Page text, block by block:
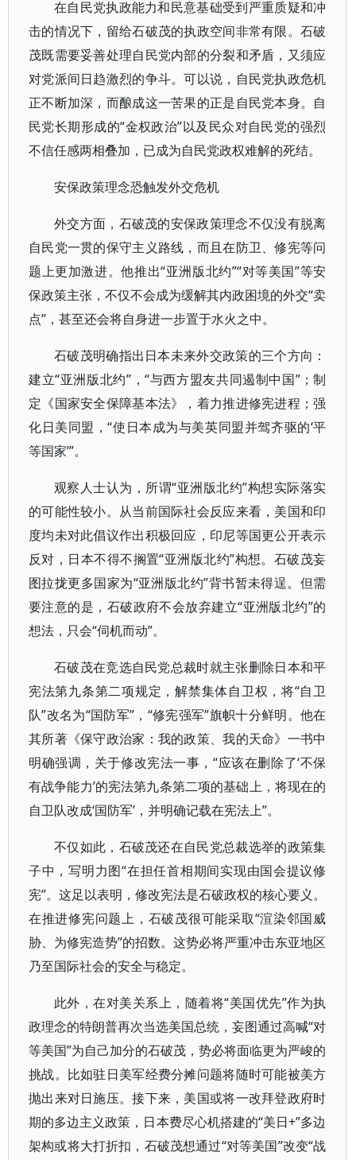
在自民党执政能力和民意基础受到严重质疑和冲
击的情况下，留给石破茂的执政空间非常有限。石破
茂既需要妥善处理自民党内部的分裂和矛盾，又须应
对党派间日趋激烈的争斗。可以说，自民党执政危机
正不断加深，而酿成这一苦果的正是自民党本身。自
民党长期形成的“金权政治”以及民众对自民党的强烈
不信任感两相叠加，已成为自民党政权难解的死结。
安保政策理念恐触发外交危机
外交方面，石破茂的安保政策理念不仅没有脱离
自民党一贯的保守主义路线，而且在防卫、修宪等问
题上更加激进。他推出“亚洲版北约”“对等美国”等安
保政策主张，不仅不会成为缓解其内政困境的外交“卖
点”，甚至还会将自身进一步置于水火之中。
石破茂明确指出日本未来外交政策的三个方向：
建立“亚洲版北约”，“与西方盟友共同遏制中国”；制
定《国家安全保障基本法》，着力推进修宪进程；强
化日美同盟，“使日本成为与美英同盟并驾齐驱的‘平
等国家’”。
观察人士认为，所谓“亚洲版北约”构想实际落实
的可能性较小。从当前国际社会反应来看，美国和印
度均未对此倡议作出积极回应，印尼等国更公开表示
反对，日本不得不搁置“亚洲版北约”构想。石破茂妄
图拉拢更多国家为“亚洲版北约”背书暂未得逞。但需
要注意的是，石破政府不会放弃建立“亚洲版北约”的
想法，只会“伺机而动”。
石破茂在竞选自民党总裁时就主张删除日本和平
宪法第九条第二项规定，解禁集体自卫权，将“自卫
队”改名为“国防军”，“修宪强军”旗帜十分鲜明。他在
其所著《保守政治家：我的政策、我的天命》一书中
明确强调，关于修改宪法一事，“应该在删除了‘不保
有战争能力’的宪法第九条第二项的基础上，将现在的
自卫队改成‘国防军’，并明确记载在宪法上”。
不仅如此，石破茂还在自民党总裁选举的政策集
子中，写明力图“在担任首相期间实现由国会提议修
宪”。这足以表明，修改宪法是石破政权的核心要义。
在推进修宪问题上，石破茂很可能采取“渲染邻国威
胁、为修宪造势”的招数。这势必将严重冲击东亚地区
乃至国际社会的安全与稳定。
此外，在对美关系上，随着将“美国优先”作为执
政理念的特朗普再次当选美国总统，妄图通过高喊“对
等美国”为自己加分的石破茂，势必将面临更为严峻的
挑战。比如驻日美军经费分摊问题将随时可能被美方
抛出来对日施压。接下来，美国或将一改拜登政府时
期的多边主义政策，日本费尽心机搭建的“美日+”多边
架构或将大打折扣，石破茂想通过“对等美国”改变“战